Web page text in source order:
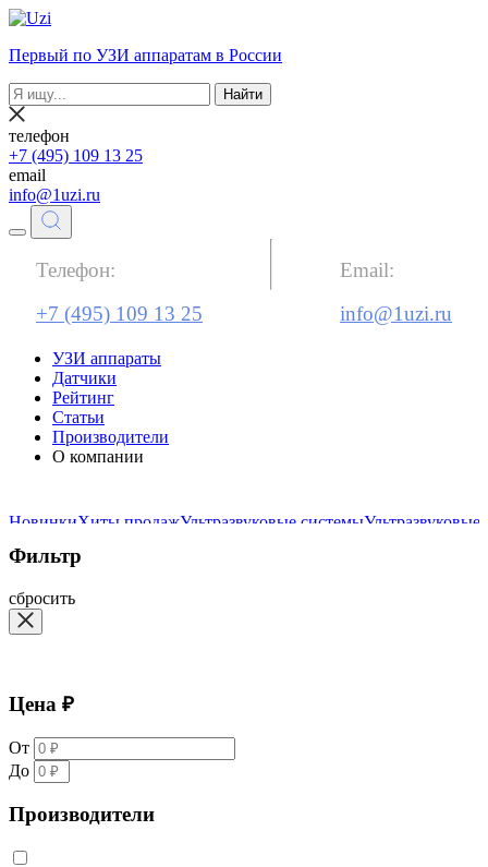
Первый по УЗИ аппаратам в России
Найти
телефон
+7 (495) 109 13 25
email
info@1uzi.ru
Телефон:
+7 (495) 109 13 25
Email:
info@1uzi.ru
УЗИ аппараты
Датчики
Рейтинг
Статьи
Производители
О компании
НовинкиХиты продажУльтразвуковые системыУльтразвуковые
Фильтр
сбросить
Цена ₽
От
До
Производители